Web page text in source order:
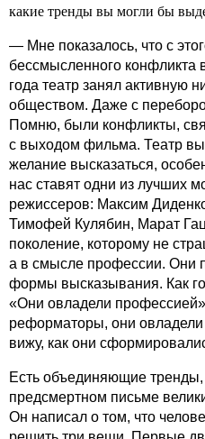
какие тренды вы могли бы
— Мне показалось, что с
бессмысленного конфликта
года театр занял активную
обществом. Даже с
Помню, были конфликты,
с выходом фильма. Театр
желание высказаться,
нас ставят одни из лучших
режиссеров: Максим
Тимофей Кулябин, Марат
поколение, которому не
а в смысле профессии. Они
формы высказывания. Как
«Они овладели
реформаторы, они
вижу, как они
Есть объединяющие тренды,
предсмертном письме
Он написал о том, что